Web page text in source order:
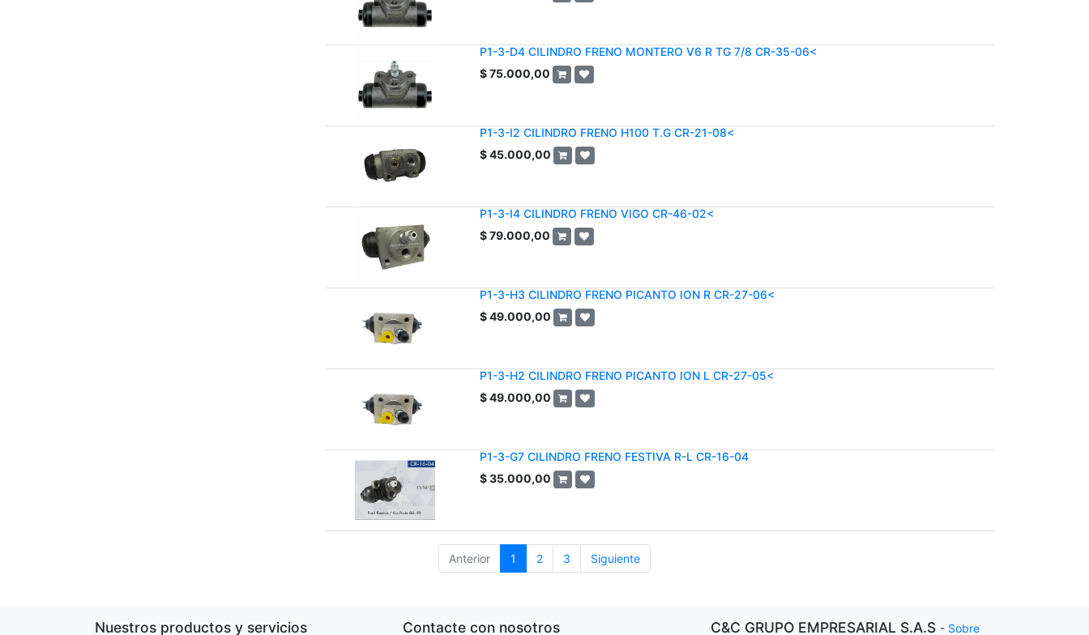
P1-3-D4 CILINDRO FRENO MONTERO V6 R TG 7/8 CR-35-06<
$75.000,00
P1-3-I2 CILINDRO FRENO H100 T.G CR-21-08<
$45.000,00
P1-3-I4 CILINDRO FRENO VIGO CR-46-02<
$79.000,00
P1-3-H3 CILINDRO FRENO PICANTO ION R CR-27-06<
$49.000,00
P1-3-H2 CILINDRO FRENO PICANTO ION L CR-27-05<
$49.000,00
P1-3-G7 CILINDRO FRENO FESTIVA R-L CR-16-04
$35.000,00
Anterior 1 2 3 Siguiente
Nuestros productos y servicios Contacte con nosotros C&C GRUPO EMPRESARIAL S.A.S - Sobre